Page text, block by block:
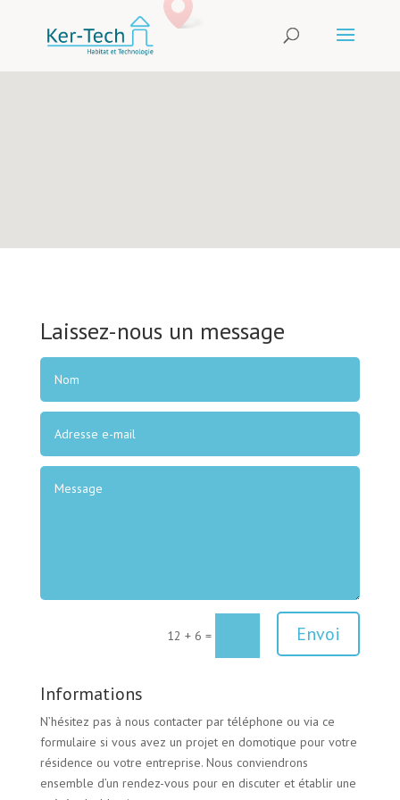
Laissez-nous un message
12 + 6 = Envoi
Informations
N’hésitez pas à nous contacter par téléphone ou via ce
formulaire si vous avez un projet en domotique pour votre
résidence ou votre entreprise. Nous conviendrons
ensemble d’un rendez-vous pour en discuter et établir une